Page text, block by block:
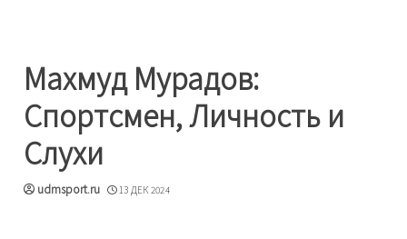
Махмуд Мурадов:
Спортсмен, Личность и
Слухи
udmsport.ru 13 ДЕК 2024